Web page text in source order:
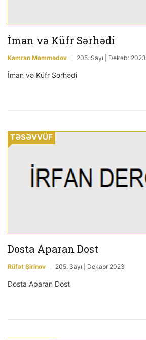
İman və Küfr Sərhədi
Kamran Məmmədov 205. Sayı | Dekabr 2023
İman və Küfr Sərhədi
TƏSƏVVÜF
Dosta Aparan Dost
Rüfət Şirinov 205. Sayı | Dekabr 2023
Dosta Aparan Dost